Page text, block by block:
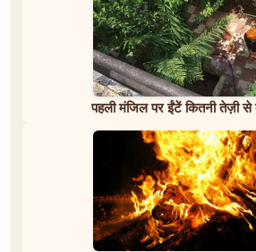
पहली मंजिल पर ईंटें कितनी तेज़ी